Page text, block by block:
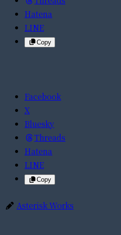
Hatena
LINE
Copy
Facebook
X
Bluesky
Threads
Hatena
LINE
Copy
Asterisk Works